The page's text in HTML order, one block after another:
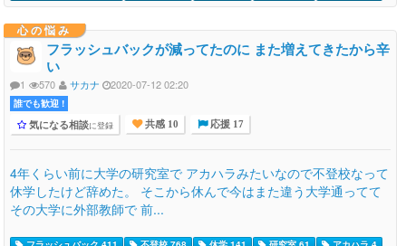
心の悩み
フラッシュバックが減ってたのに また増えてきたから辛
い
1 570 サカナ 2020-07-12 02:20
誰でも歓迎 !
気になる相談に登録 共感 10 応援 17
4年くらい前に大学の研究室で アカハラみたいなので不登校なって
休学したけど辞めた。 そこから休んで今はまた違う大学通ってて
その大学に外部教師で 前...